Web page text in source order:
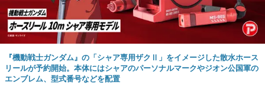
『機動戦士ガンダム』の「シャア専用ザクⅡ」をイメージした散水ホース
リールが予約開始。本体にはシャアのパーソナルマークやジオン公国軍の
エンブレム、型式番号などを配置